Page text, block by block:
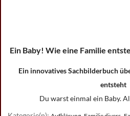
Ein Baby! Wie eine Familie
Ein innovatives Sachbilderbuch
entsteht
Du warst einmal ein Baby.